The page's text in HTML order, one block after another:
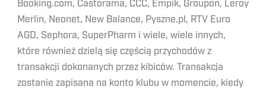
Booking.com, Castorama, CCC, Empik, Groupon, Leroy
Merlin, Neonet, New Balance, Pyszne.pl, RTV Euro
AGD, Sephora, SuperPharm i wiele, wiele innych,
które również dzielą się częścią przychodów z
transakcji dokonanych przez kibiców. Transakcja
zostanie zapisana na konto klubu w momencie, kiedy